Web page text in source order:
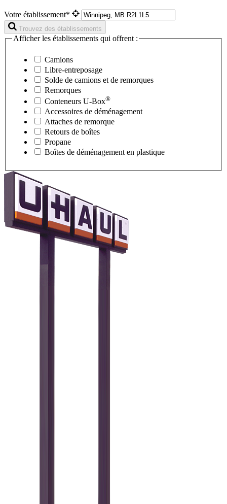
Votre établissement*
Trouvez des établissements
Afficher les établissements qui offrent :
Camions
Libre-entreposage
Solde de camions et de remorques
Remorques
Conteneurs U-Box®
Accessoires de déménagement
Attaches de remorque
Retours de boîtes
Propane
Boîtes de déménagement en plastique